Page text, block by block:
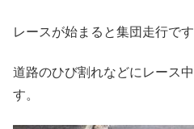
レースが始まると集団走行で
道路のひび割れなどにレース
す。